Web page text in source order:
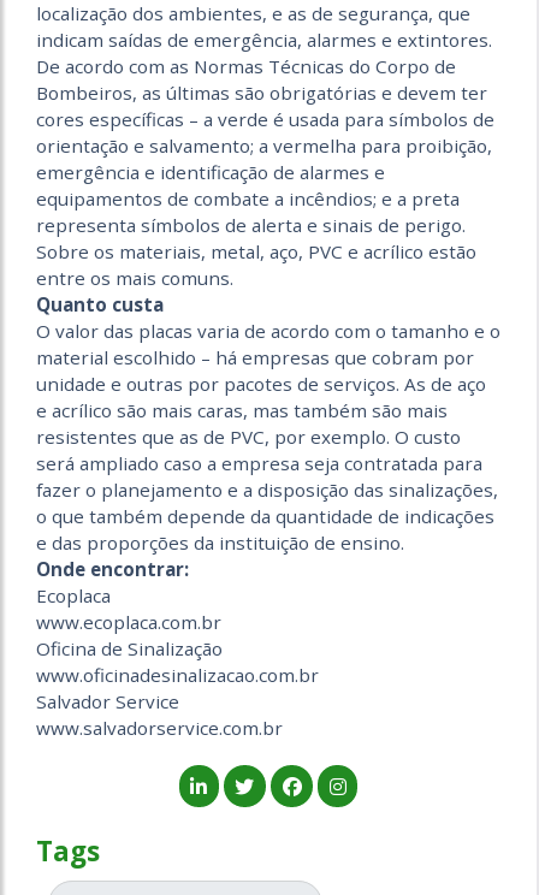
localização dos ambientes, e as de segurança, que
indicam saídas de emergência, alarmes e extintores.
De acordo com as Normas Técnicas do Corpo de
Bombeiros, as últimas são obrigatórias e devem ter
cores específicas – a verde é usada para símbolos de
orientação e salvamento; a vermelha para proibição,
emergência e identificação de alarmes e
equipamentos de combate a incêndios; e a preta
representa símbolos de alerta e sinais de perigo.
Sobre os materiais, metal, aço, PVC e acrílico estão
entre os mais comuns.
Quanto custa
O valor das placas varia de acordo com o tamanho e o
material escolhido – há empresas que cobram por
unidade e outras por pacotes de serviços. As de aço
e acrílico são mais caras, mas também são mais
resistentes que as de PVC, por exemplo. O custo
será ampliado caso a empresa seja contratada para
fazer o planejamento e a disposição das sinalizações,
o que também depende da quantidade de indicações
e das proporções da instituição de ensino.
Onde encontrar:
Ecoplaca
www.ecoplaca.com.br
Oficina de Sinalização
www.oficinadesinalizacao.com.br
Salvador Service
www.salvadorservice.com.br
Tags